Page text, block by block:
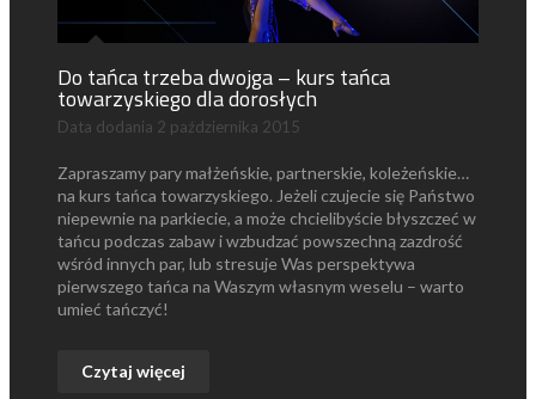
Do tańca trzeba dwojga – kurs tańca
towarzyskiego dla dorosłych
Data dodania 2 października 2015
Zapraszamy pary małżeńskie, partnerskie, koleżeńskie…
na kurs tańca towarzyskiego. Jeżeli czujecie się Państwo
niepewnie na parkiecie, a może chcielibyście błyszczeć w
tańcu podczas zabaw i wzbudzać powszechną zazdrość
wśród innych par, lub stresuje Was perspektywa
pierwszego tańca na Waszym własnym weselu – warto
umieć tańczyć!
Czytaj więcej